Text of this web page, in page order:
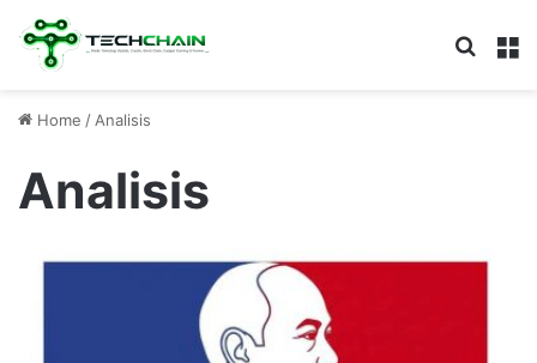
Home /Analisis
Analisis